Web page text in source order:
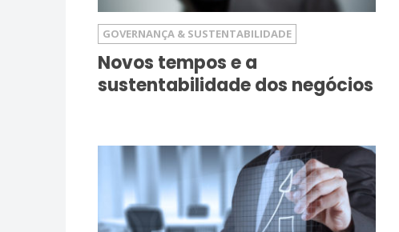
GOVERNANÇA & SUSTENTABILIDADE
Novos tempos e a
sustentabilidade dos negócios